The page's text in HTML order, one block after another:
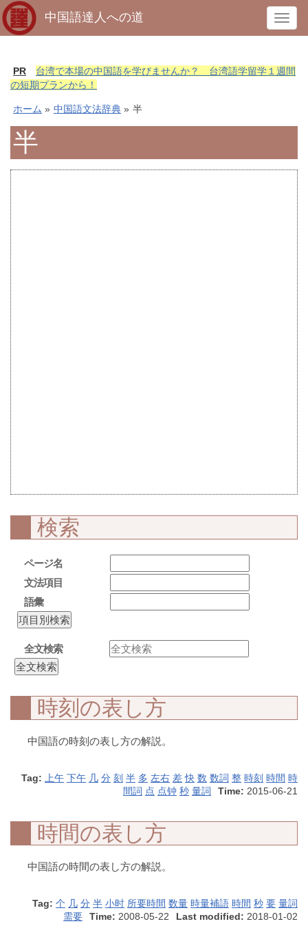
T
o
g
i
中国語達人への道
PR
台湾で本場の中国語を学びませんか？ 台湾語学留学１週間
の短期プランから！
ホーム » 中国語文法辞典 » 半
半
検索
ページ名
文法項目
語彙
全文検索
時刻の表し方
中国語の時刻の表し方の解説。
Tag: 上午 下午 几 分 刻 半 多 左右 差 快 数 数詞 整 時刻 時間 時
間詞 点 点钟 秒 量詞 Time: 2015-06-21
時間の表し方
中国語の時間の表し方の解説。
Tag: 个 几 分 半 小时 所要時間 数量 時量補語 時間 秒 要 量詞
需要
Time: 2008-05-22 Last modified: 2018-01-02